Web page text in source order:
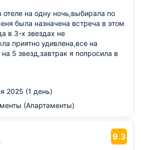
отеле на одну ночь,выбирала по
была назначена встреча в этом
в 3-х звездах не
приятно удивлена,все на
5 звезд,завтрак я попросила в
кофем и вызвали такси!! Если вам
тапочки,хорошие шампуни!
2025 (1 день)
(Апартаменты)
9.3